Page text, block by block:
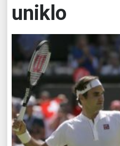
uniklo